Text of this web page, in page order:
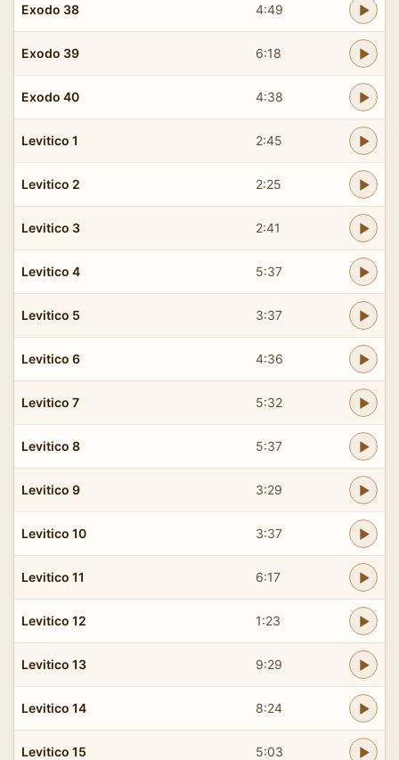
Exodo 38 4:49
Exodo 39 6:18
Exodo 40 4:38
Levitico 1 2:45
Levitico 2 2:25
Levitico 3 2:41
Levitico 4 5:37
Levitico 5 3:37
Levitico 6 4:36
Levitico 7 5:32
Levitico 8 5:37
Levitico 9 3:29
Levitico 10 3:37
Levitico 11 6:17
Levitico 12 1:23
Levitico 13 9:29
Levitico 14 8:24
Levitico 15 5:03